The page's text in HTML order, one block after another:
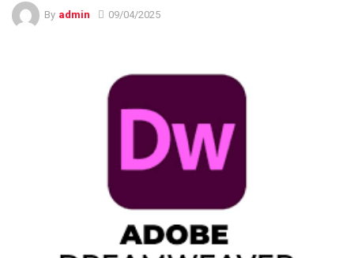
By admin 09/04/2025